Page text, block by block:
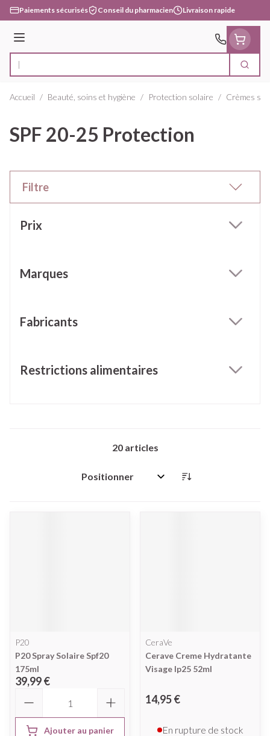
Aller au contenu
Paiements sécurisés Conseil du pharmacien Livraison rapide
Menu
Rechercher
Accueil / Beauté, soins et hygiène / Protection solaire / Crèmes
SPF 20-25 Protection
Filtre
Prix
Marques
Fabricants
Restrictions alimentaires
20articles
Trier par:
P20
P20 Spray Solaire Spf20
175ml
39,99 €
Ajouter au panier
CeraVe
Cerave Creme Hydratante
Visage Ip25 52ml
14,95 €
En rupture de stock